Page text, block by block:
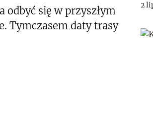
odbyć się w przyszłym
Tymczasem daty trasy
2